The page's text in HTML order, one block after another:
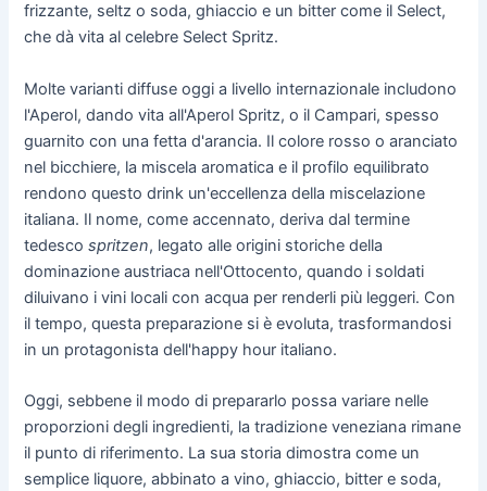
frizzante, seltz o soda, ghiaccio e un bitter come il Select,
che dà vita al celebre Select Spritz.
Molte varianti diffuse oggi a livello internazionale includono
l'Aperol, dando vita all'Aperol Spritz, o il Campari, spesso
guarnito con una fetta d'arancia. Il colore rosso o aranciato
nel bicchiere, la miscela aromatica e il profilo equilibrato
rendono questo drink un'eccellenza della miscelazione
italiana. Il nome, come accennato, deriva dal termine
tedescospritzen, legato alle origini storiche della
dominazione austriaca nell'Ottocento, quando i soldati
diluivano i vini locali con acqua per renderli più leggeri. Con
il tempo, questa preparazione si è evoluta, trasformandosi
in un protagonista dell'happy hour italiano.
Oggi, sebbene il modo di prepararlo possa variare nelle
proporzioni degli ingredienti, la tradizione veneziana rimane
il punto di riferimento. La sua storia dimostra come un
semplice liquore, abbinato a vino, ghiaccio, bitter e soda,